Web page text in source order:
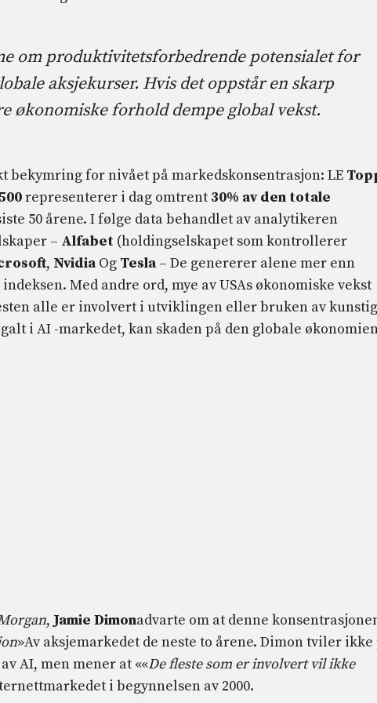
om produktivitetsforbedrende potensialet for
aksjekurser. Hvis det oppstår en skarp
økonomiske forhold dempe global vekst.
bekymring for nivået på markedskonsentrasjon: LE
representerer i dag omtrent 30% av den totale
50 årene. I følge data behandlet av analytikeren
– Alfabet (holdingselskapet som kontrollerer
, Nvidia Og Tesla – De genererer alene mer enn
Med andre ord, mye av USAs økonomiske vekst
alle er involvert i utviklingen eller bruken av kunstig
i AI -markedet, kan skaden på den globale
, Jamie Dimonadvarte om at denne
»Av aksjemarkedet de neste to årene. Dimon tviler ikke
AI, men mener at ««De fleste som er involvert vil ikke
i begynnelsen av 2000.